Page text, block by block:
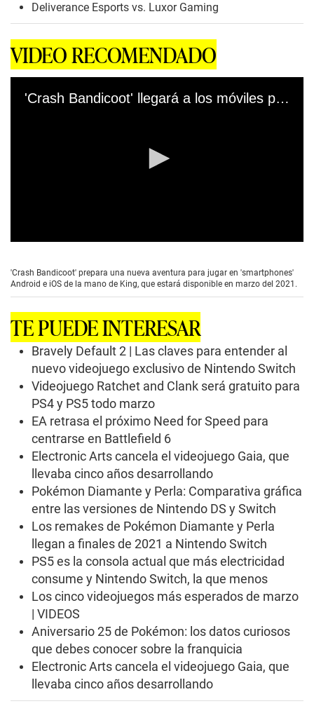
Deliverance Esports vs. Luxor Gaming
VIDEO RECOMENDADO
'Crash Bandicoot' llegará a los móviles para el 2021
e
c
d
s
o
'Crash Bandicoot' prepara una nueva aventura para jugar en 'smartphones'
Android e iOS de la mano de King, que estará disponible en marzo del 2021.
TE PUEDE INTERESAR
Bravely Default 2 | Las claves para entender al
nuevo videojuego exclusivo de Nintendo Switch
Videojuego Ratchet and Clank será gratuito para
PS4 y PS5 todo marzo
EA retrasa el próximo Need for Speed para
centrarse en Battlefield 6
Electronic Arts cancela el videojuego Gaia, que
llevaba cinco años desarrollando
Pokémon Diamante y Perla: Comparativa gráfica
entre las versiones de Nintendo DS y Switch
Los remakes de Pokémon Diamante y Perla
llegan a finales de 2021 a Nintendo Switch
PS5 es la consola actual que más electricidad
consume y Nintendo Switch, la que menos
Los cinco videojuegos más esperados de marzo
| VIDEOS
Aniversario 25 de Pokémon: los datos curiosos
que debes conocer sobre la franquicia
Electronic Arts cancela el videojuego Gaia, que
llevaba cinco años desarrollando